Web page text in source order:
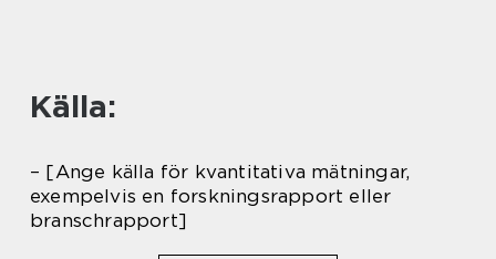
Källa:
– [Ange källa för kvantitativa mätningar,
exempelvis en forskningsrapport eller
branschrapport]